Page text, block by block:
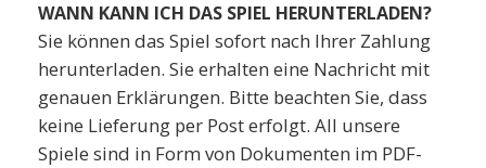
WANN KANN ICH DAS SPIEL HERUNTERLADEN?
Sie können das Spiel sofort nach Ihrer Zahlung
herunterladen. Sie erhalten eine Nachricht mit
genauen Erklärungen. Bitte beachten Sie, dass
keine Lieferung per Post erfolgt. All unsere
Spiele sind in Form von Dokumenten im PDF-